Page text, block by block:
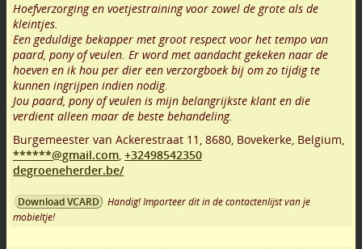
Hoefverzorging en voetjestraining voor zowel de grote als de
kleintjes.
Een geduldige bekapper met groot respect voor het tempo van
paard, pony of veulen. Er word met aandacht gekeken naar de
hoeven en ik hou per dier een verzorgboek bij om zo tijdig te
kunnen ingrijpen indien nodig.
Jou paard, pony of veulen is mijn belangrijkste klant en die
verdient alleen maar de beste behandeling.
Burgemeester van Ackerestraat 11 , 8680, Bovekerke, Belgium,
******@gmail.com, +32498542350
degroeneherder.be/
Download VCARD
Handig! Importeer dit in de contactenlijst van je
mobieltje!